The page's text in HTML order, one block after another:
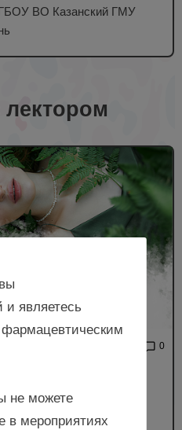
ВО Казанский ГМУ
0
и являетесь
не можете
в мероприятиях